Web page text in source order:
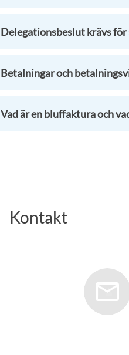
Delegationsbeslut krävs
Betalningar och
Vad är en bluffaktura och
Kontakt